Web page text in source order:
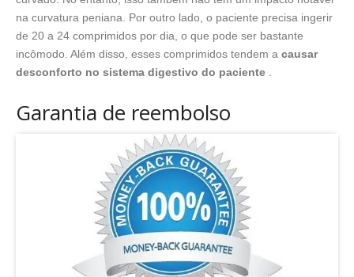
na curvatura peniana. Por outro lado, o paciente precisa ingerir
de 20 a 24 comprimidos por dia, o que pode ser bastante
incômodo. Além disso, esses comprimidos tendem a causar
desconforto no sistema digestivo do paciente
Garantia de reembolso